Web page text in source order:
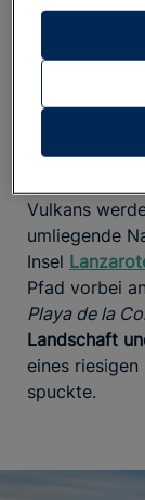
Die
von
zum Gipfel
Vulkans
umliegende
Insel
Pfad vorbei
Playa de la
Landschaft
eines
spuckte.